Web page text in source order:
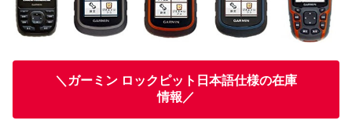
＼ガーミン ロックピット日本語仕様の在庫
情報／